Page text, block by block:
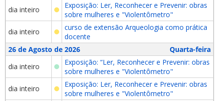
dia inteiro
Exposição: Ler, Reconhecer e Prevenir: obras
sobre mulheres e "Violentômetro"
dia inteiro
curso de extensão Arqueologia como prática
docente
26 de Agosto de 2026
Quarta-feira
dia inteiro
Exposição: “Ler, Reconhecer e Prevenir: obras
sobre mulheres e "Violentômetro"
dia inteiro
Exposição: Ler, Reconhecer e Prevenir: obras
sobre mulheres e "Violentômetro"